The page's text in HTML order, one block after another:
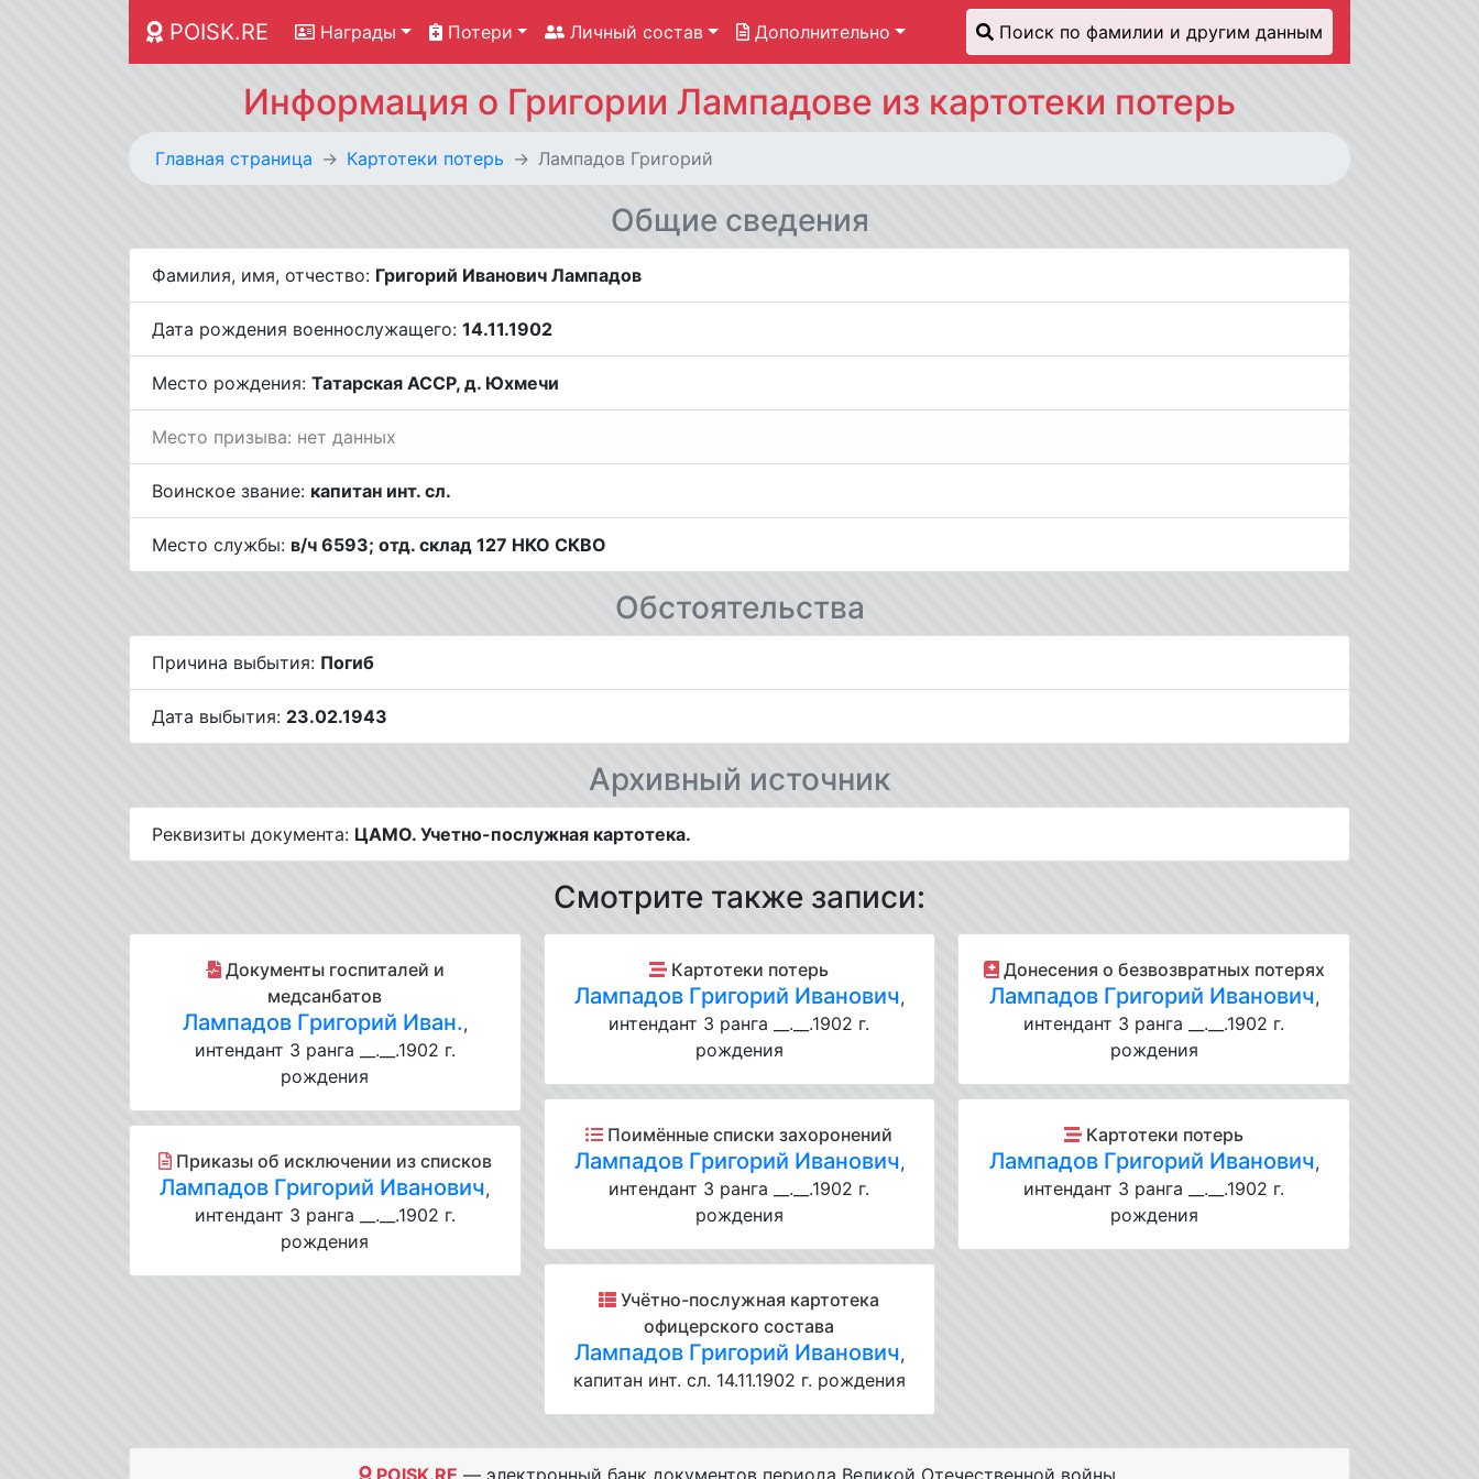
POISK.RE Награды Потери Личный состав Дополнительно Поиск по фамилии и другим данным
Информация о Григории Лампадове из картотеки потерь
Главная страница Картотеки потерь Лампадов Григорий
Общие сведения
Фамилия, имя, отчество: Григорий Иванович Лампадов
Дата рождения военнослужащего: 14.11.1902
Место рождения: Татарская АССР, д. Юхмечи
Место призыва: нет данных
Воинское звание: капитан инт. сл.
Место службы: в/ч 6593; отд. склад 127 НКО СКВО
Обстоятельства
Причина выбытия: Погиб
Дата выбытия: 23.02.1943
Архивный источник
Реквизиты документа: ЦАМО. Учетно-послужная картотека.
Смотрите также записи:
Документы госпиталей и
медсанбатов
Лампадов Григорий Иван.,
интендант 3 ранга __.__.1902 г.
рождения
Приказы об исключении из списков
Лампадов Григорий Иванович,
интендант 3 ранга __.__.1902 г.
рождения
Картотеки потерь
Лампадов Григорий Иванович,
интендант 3 ранга __.__.1902 г.
рождения
Поимённые списки захоронений
Лампадов Григорий Иванович,
интендант 3 ранга __.__.1902 г.
рождения
Учётно-послужная картотека
офицерского состава
Лампадов Григорий Иванович,
капитан инт. сл. 14.11.1902 г. рождения
Донесения о безвозвратных потерях
Лампадов Григорий Иванович,
интендант 3 ранга __.__.1902 г.
рождения
Картотеки потерь
Лампадов Григорий Иванович,
интендант 3 ранга __.__.1902 г.
рождения
POISK.RE — электронный банк документов периода Великой Отечественной войны.